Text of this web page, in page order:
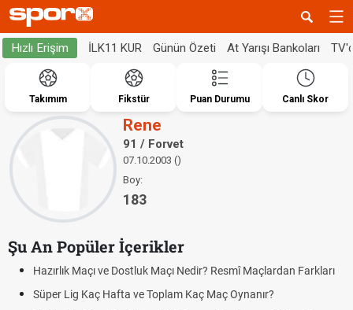
Hızlı Erişim İLK11 KUR Günün Özeti At Yarışı Bankoları
Takımım Fikstür Puan Durumu Canlı Skor
Rene
91 / Forvet
07.10.2003 ()
Boy:
183
Şu An Popüler İçerikler
Hazırlık Maçı ve Dostluk Maçı Nedir? Resmî Maçlardan Farkları
Süper Lig Kaç Hafta ve Toplam Kaç Maç Oynanır?